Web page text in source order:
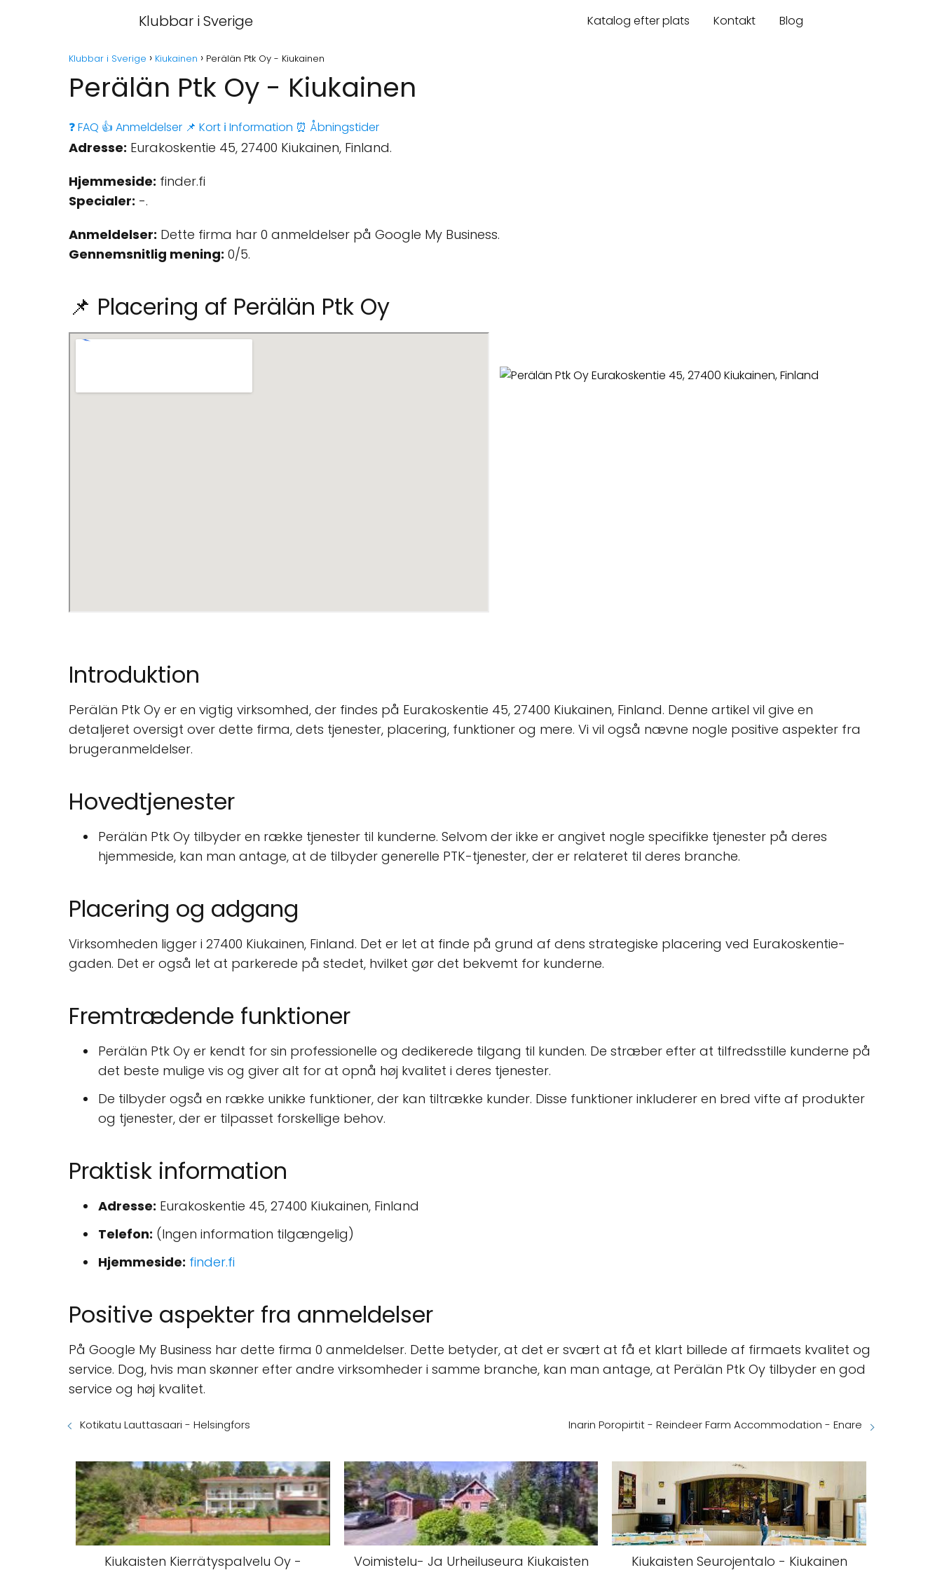
Klubbar i Sverige Katalog efter plats Kontakt Blog
Klubbar i Sverige Kiukainen Perälän Ptk Oy - Kiukainen
Perälän Ptk Oy - Kiukainen
❓ FAQ 👍 Anmeldelser 📌 Kort ℹ️ Information ⏰ Åbningstider
Adresse: Eurakoskentie 45, 27400 Kiukainen, Finland.
Hjemmeside: finder.fi
Specialer: -.
Anmeldelser: Dette firma har 0 anmeldelser på Google My Business.
Gennemsnitlig mening: 0/5.
📌 Placering af Perälän Ptk Oy
Introduktion
Perälän Ptk Oy er en vigtig virksomhed, der findes på Eurakoskentie 45, 27400 Kiukainen, Finland. Denne artikel vil give en
detaljeret oversigt over dette firma, dets tjenester, placering, funktioner og mere. Vi vil også nævne nogle positive aspekter fra
brugeranmeldelser.
Hovedtjenester
Perälän Ptk Oy tilbyder en række tjenester til kunderne. Selvom der ikke er angivet nogle specifikke tjenester på deres
hjemmeside, kan man antage, at de tilbyder generelle PTK-tjenester, der er relateret til deres branche.
Placering og adgang
Virksomheden ligger i 27400 Kiukainen, Finland. Det er let at finde på grund af dens strategiske placering ved Eurakoskentie-
gaden. Det er også let at parkerede på stedet, hvilket gør det bekvemt for kunderne.
Fremtrædende funktioner
Perälän Ptk Oy er kendt for sin professionelle og dedikerede tilgang til kunden. De stræber efter at tilfredsstille kunderne på
det beste mulige vis og giver alt for at opnå høj kvalitet i deres tjenester.
De tilbyder også en række unikke funktioner, der kan tiltrække kunder. Disse funktioner inkluderer en bred vifte af produkter
og tjenester, der er tilpasset forskellige behov.
Praktisk information
Adresse: Eurakoskentie 45, 27400 Kiukainen, Finland
Telefon: (Ingen information tilgængelig)
Hjemmeside: finder.fi
Positive aspekter fra anmeldelser
På Google My Business har dette firma 0 anmeldelser. Dette betyder, at det er svært at få et klart billede af firmaets kvalitet og
service. Dog, hvis man skønner efter andre virksomheder i samme branche, kan man antage, at Perälän Ptk Oy tilbyder en god
service og høj kvalitet.
Kotikatu Lauttasaari - Helsingfors Inarin Poropirtit - Reindeer Farm Accommodation - Enare
Kiukaisten Kierrätyspalvelu Oy - Voimistelu- Ja Urheiluseura Kiukaisten Kiukaisten Seurojentalo - Kiukainen